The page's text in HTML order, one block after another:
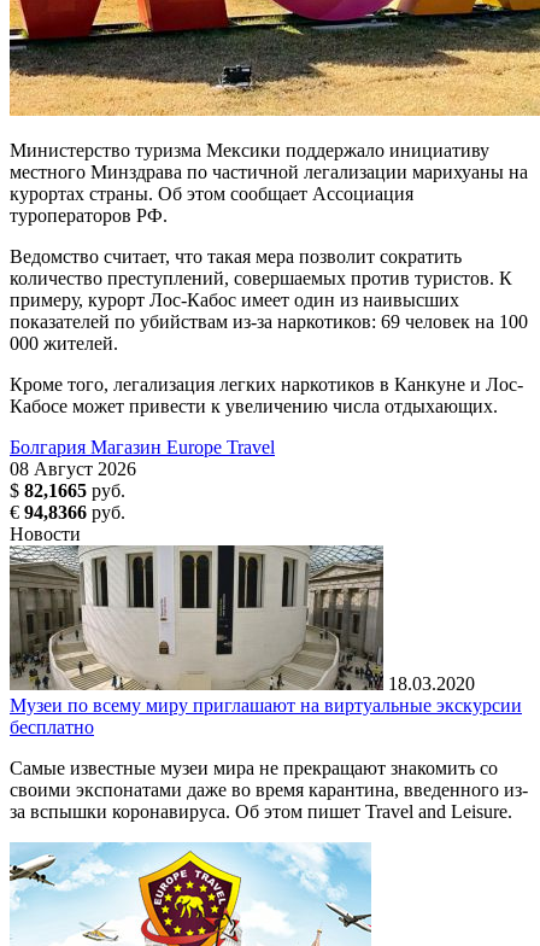
Министерство туризма Мексики поддержало инициативу
местного Минздрава по частичной легализации марихуаны на
курортах страны. Об этом сообщает Ассоциация
туроператоров РФ.
Ведомство считает, что такая мера позволит сократить
количество преступлений, совершаемых против туристов. К
примеру, курорт Лос-Кабос имеет один из наивысших
показателей по убийствам из-за наркотиков: 69 человек на 100
000 жителей.
Кроме того, легализация легких наркотиков в Канкуне и Лос-
Кабосе может привести к увеличению числа отдыхающих.
Болгария Магазин Europe Travel
08 Август 2026
$ 82,1665 руб.
€ 94,8366 руб.
Новости
18.03.2020
Музеи по всему миру приглашают на виртуальные экскурсии
бесплатно
Самые известные музеи мира не прекращают знакомить со
своими экспонатами даже во время карантина, введенного из-
за вспышки коронавируса. Об этом пишет Travel and Leisure.